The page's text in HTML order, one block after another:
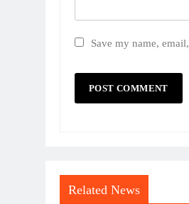
Save my name,
Related News